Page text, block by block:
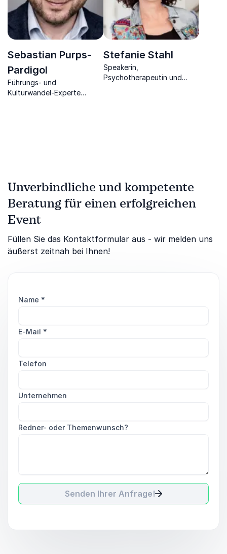
Sebastian Purps-
Pardigol
Führungs- und
Kulturwandel-Experte
Stefanie Stahl
Speakerin,
Psychotherapeutin und
Unverbindliche und kompetente
Beratung für einen erfolgreichen
Event
Füllen Sie das Kontaktformular aus - wir melden uns
äußerst zeitnah bei Ihnen!
Name *
E-Mail *
Telefon
Unternehmen
Redner- oder Themenwunsch?
Senden Ihrer Anfrage!